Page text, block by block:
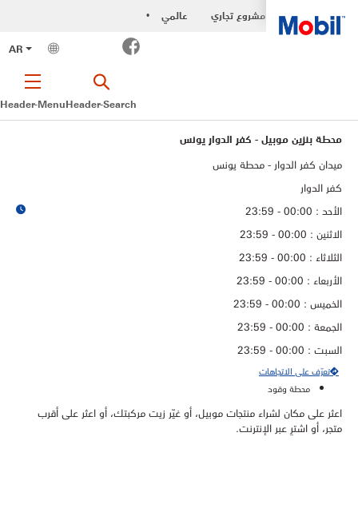
مشروع تجاري •
عالمي
AR
Facebook
Header-MenuHeader-Search
محطة بنزين موبيل - كفر الدوار يونس
ميدان كفر الدوار - محطة يونس
كفر الدوار
الأحد : 00:00 - 23:59
الاثنين : 00:00 - 23:59
الثلاثاء : 00:00 - 23:59
الأربعاء : 00:00 - 23:59
الخميس : 00:00 - 23:59
الجمعة : 00:00 - 23:59
السبت : 00:00 - 23:59
تعرّف على الاتجاهات
محطة وقود
اعثر على مكان لشراء منتجات موبيل، أو غيّر زيت مركبتك، أو اعثر على أقرب
متجر، أو اشترِ عبر الإنترنت.